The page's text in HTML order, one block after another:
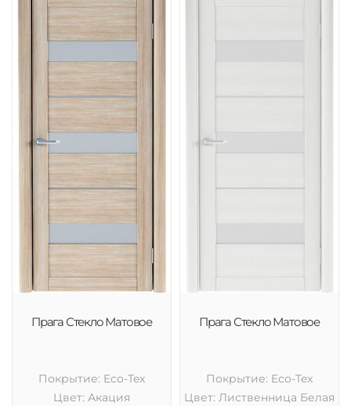
Прага Стекло Матовое
Покрытие: Eco-Tex
Цвет: Акация
Прага Стекло Матовое
Покрытие: Eco-Tex
Цвет: Лиственница Белая